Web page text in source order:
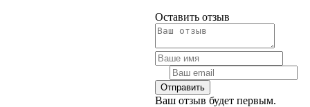
Оставить отзыв
Ваш отзыв будет первым.